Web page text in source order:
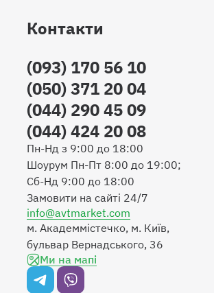
Контакти
(093) 170 56 10
(050) 371 20 04
(044) 290 45 09
(044) 424 20 08
Пн-Нд з 9:00 до 18:00
Шоурум Пн-Пт 8:00 до 19:00;
Сб-Нд 9:00 до 18:00
Замовити на сайті 24/7
info@avtmarket.com
м. Академмістечко, м. Київ,
бульвар Вернадського, 36
Ми на мапі